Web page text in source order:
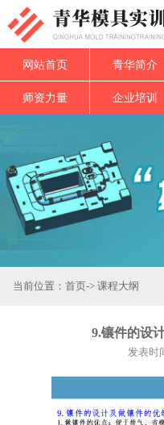
网站首页 青华简介
师资力量 企业培训
当前位置： 首页-> 课程大纲
9.镶件的设
发表时